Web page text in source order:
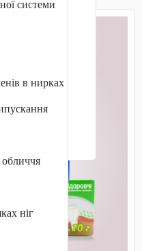
системи
в нирках
обличчя
ніг